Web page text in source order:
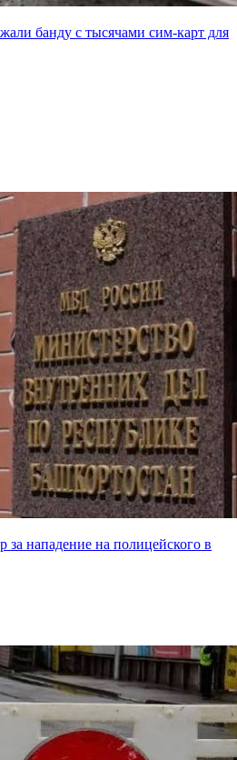
банду с тысячами сим-карт для
нападение на полицейского в